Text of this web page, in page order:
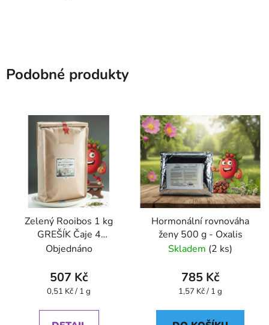
Podobné produkty
Zelený Rooibos 1 kg
GREŠÍK Čaje 4
světadílů
Objednáno
507 Kč
Měrná
0,51 Kč / 1 g
Hormonální rovnováha
ženy 500 g - Oxalis
Skladem (2 ks)
785 Kč
Měrná
1,57 Kč / 1 g